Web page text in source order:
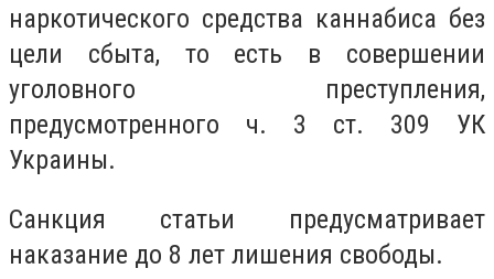
наркотического средства каннабиса без
цели сбыта, то есть в совершении
уголовного преступления,
предусмотренного ч. 3 ст. 309 УК
Украины.
Санкция статьи предусматривает
наказание до 8 лет лишения свободы.